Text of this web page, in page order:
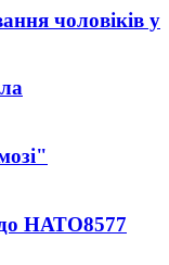
чоловіків у
до НАТО8577